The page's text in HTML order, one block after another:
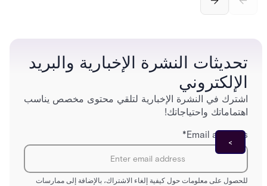
command doors and devices from a single
تحديثات النشرة الإخبارية والبريد
الإلكتروني
اشترك في النشرة الإخبارية لتلقي محتوى مخصص يناسب
اهتماماتك واحتياجاتك!
Email address
*
للحصول على معلومات حول كيفية إلغاء الاشتراك، بالإضافة إلى ممارسات